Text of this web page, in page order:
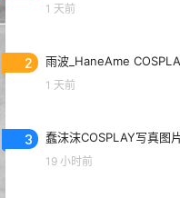
1 天前
2 雨波_HaneAme
1 天前
3 蠢沫沫COSPLAY写真图
19 小时前